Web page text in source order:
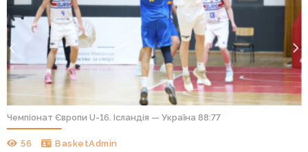
Чемпіонат Європи U-16. Ісландія — Україна 88:77
56 BasketAdmin